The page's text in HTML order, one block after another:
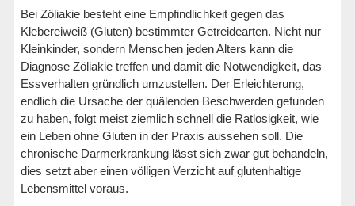
Bei Zöliakie besteht eine Empfindlichkeit gegen das
Klebereiweiß (Gluten) bestimmter Getreidearten. Nicht nur
Kleinkinder, sondern Menschen jeden Alters kann die
Diagnose Zöliakie treffen und damit die Notwendigkeit, das
Essverhalten gründlich umzustellen. Der Erleichterung,
endlich die Ursache der quälenden Beschwerden gefunden
zu haben, folgt meist ziemlich schnell die Ratlosigkeit, wie
ein Leben ohne Gluten in der Praxis aussehen soll. Die
chronische Darmerkrankung lässt sich zwar gut behandeln,
dies setzt aber einen völligen Verzicht auf glutenhaltige
Lebensmittel voraus.